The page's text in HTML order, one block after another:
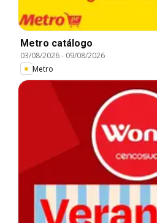
Metro catálogo
03/08/2026- 09/08/2026
Metro